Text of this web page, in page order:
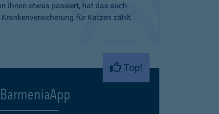
ihnen etwas passiert, hat das auch
für Katzen zählt.
Top!
BarmeniaApp